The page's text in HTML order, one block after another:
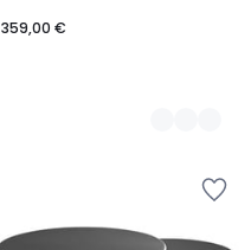
359,00 €